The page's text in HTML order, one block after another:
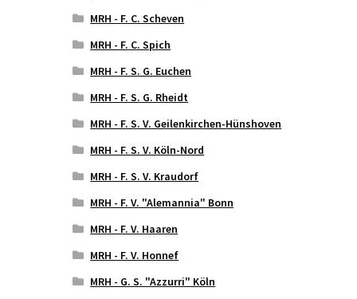
MRH - F. C. Scheven
MRH - F. C. Spich
MRH - F. S. G. Euchen
MRH - F. S. G. Rheidt
MRH - F. S. V. Geilenkirchen-Hünshoven
MRH - F. S. V. Köln-Nord
MRH - F. S. V. Kraudorf
MRH - F. V. "Alemannia" Bonn
MRH - F. V. Haaren
MRH - F. V. Honnef
MRH - G. S. "Azzurri" Köln